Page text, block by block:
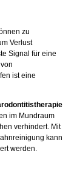
zu
Verlust
Signal für eine
ist eine
im Mundraum
verhindert. Mit
kann
werden.